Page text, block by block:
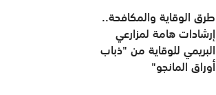
طرق الوقاية والمكافحة..
إرشادات هامة لمزارعي
البريمي للوقاية من "ذباب
أوراق المانجو"